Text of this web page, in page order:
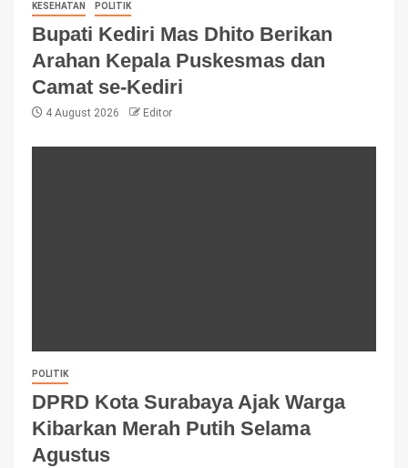
KESEHATAN POLITIK
Bupati Kediri Mas Dhito Berikan
Arahan Kepala Puskesmas dan
Camat se-Kediri
4 August 2026 Editor
POLITIK
DPRD Kota Surabaya Ajak Warga
Kibarkan Merah Putih Selama
Agustus